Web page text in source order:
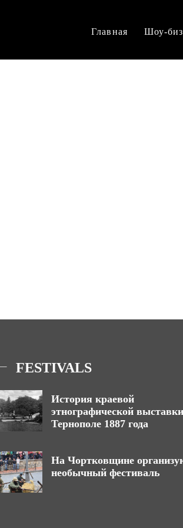
Главная Шоу-
FESTIVALS
История краевой
этнографической
Тернополе 1887 года
На Чортковщине
необычный фестиваль